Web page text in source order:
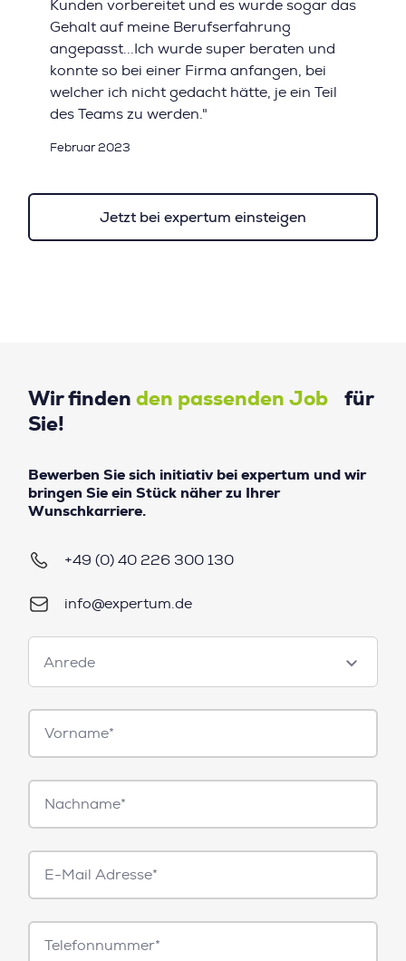
Kunden vorbereitet und es wurde sogar das
Gehalt auf meine Berufserfahrung
angepasst...Ich wurde super beraten und
konnte so bei einer Firma anfangen, bei
welcher ich nicht gedacht hätte, je ein Teil
des Teams zu werden."
Februar 2023
Jetzt bei expertum einsteigen
Wir finden den passenden Job für
Sie!
Bewerben Sie sich initiativ bei expertum und wir
bringen Sie ein Stück näher zu Ihrer
Wunschkarriere.
+49 (0) 40 226 300 130
info@expertum.de
Anrede
Anrede
Vorname*
Nachname*
E-
Mail*
Telefonnummer